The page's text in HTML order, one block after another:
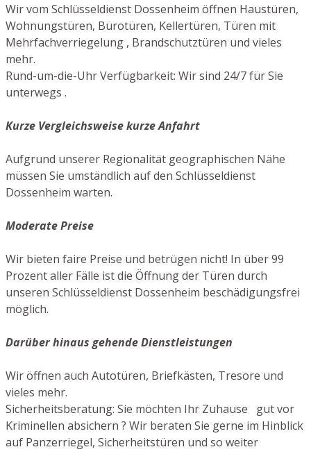
Wir vom Schlüsseldienst Dossenheim öffnen Haustüren,
Wohnungstüren, Bürotüren, Kellertüren, Türen mit
Mehrfachverriegelung , Brandschutztüren und vieles
mehr.
Rund-um-die-Uhr Verfügbarkeit: Wir sind 24/7 für Sie
unterwegs .
Kurze Vergleichsweise kurze Anfahrt
Aufgrund unserer Regionalität geographischen Nähe
müssen Sie umständlich auf den Schlüsseldienst
Dossenheim warten.
Moderate Preise
Wir bieten faire Preise und betrügen nicht! In über 99
Prozent aller Fälle ist die Öffnung der Türen durch
unseren Schlüsseldienst Dossenheim beschädigungsfrei
möglich.
Darüber hinaus gehende Dienstleistungen
Wir öffnen auch Autotüren, Briefkästen, Tresore und
vieles mehr.
Sicherheitsberatung: Sie möchten Ihr Zuhause gut vor
Kriminellen absichern ? Wir beraten Sie gerne im Hinblick
auf Panzerriegel, Sicherheitstüren und so weiter